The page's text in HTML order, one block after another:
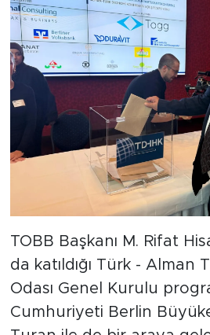
TOBB Başkanı M. Rifat
da katıldığı Türk - Alman
Odası Genel Kurulu
Cumhuriyeti Berlin